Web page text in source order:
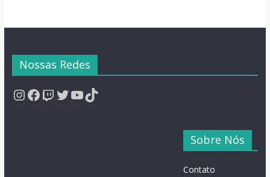
Nossas Redes
Instagram
Facebook
Twitch
Twitter
YouTube
TikTok
Sobre Nós
Contato